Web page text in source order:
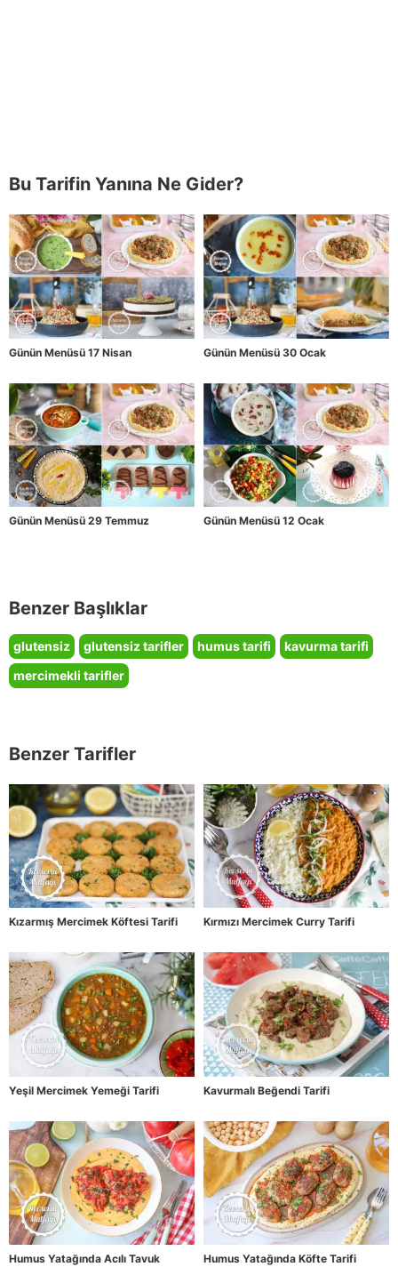
Bu Tarifin Yanına Ne Gider?
Günün Menüsü 17 Nisan Günün Menüsü 30 Ocak
Günün Menüsü 29 Temmuz Günün Menüsü 12 Ocak
Benzer Başlıklar
glutensiz glutensiz tarifler humus tarifi
kavurma tarifi
mercimekli tarifler
Benzer Tarifler
Kızarmış Mercimek Köftesi Tarifi Kırmızı Mercimek Curry Tarifi
Yeşil Mercimek Yemeği Tarifi Kavurmalı Beğendi Tarifi
Humus Yatağında Acılı Tavuk
Humus Yatağında Köfte Tarifi